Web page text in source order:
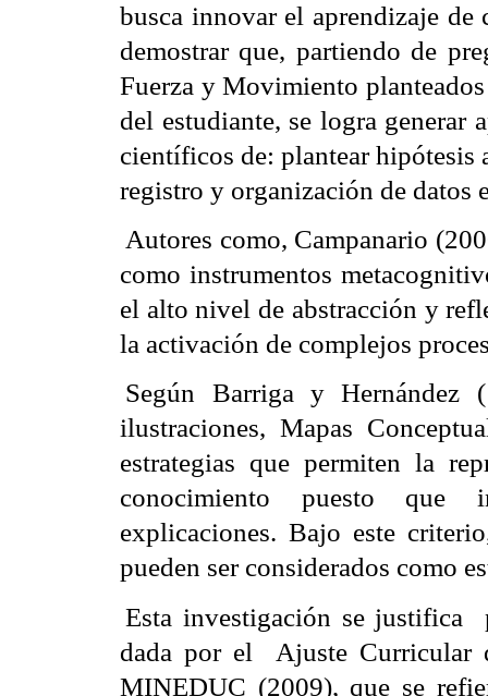
busca innovar el aprendizaje de
demostrar que, partiendo de
Fuerza y Movimiento
del estudiante, se logra generar
científicos de: plantear
registro y organización de datos
Autores como, Campanario
como instrumentos
el alto nivel de abstracción y
la activación de complejos
Según Barriga y Hernández
ilustraciones, Mapas
estrategias que permiten la
conocimiento puesto que
explicaciones. Bajo este
pueden ser considerados como
Esta investigación se justifica
dada por el
Ajuste Curricular
MINEDUC (2009), que se